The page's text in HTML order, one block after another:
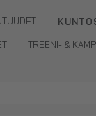
TREENI- &